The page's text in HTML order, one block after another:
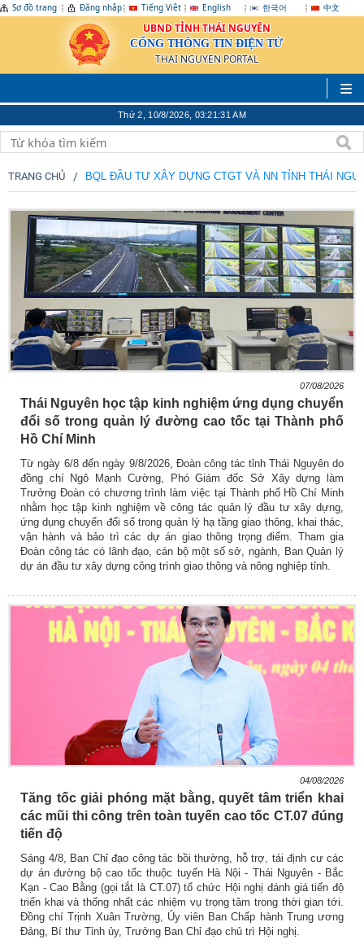
Sơ đồ trang Đăng nhập Tiếng Việt English 한국어 中文
UBND TỈNH THÁI NGUYÊN
CỔNG THÔNG TIN ĐIỆN TỬ
THAI NGUYEN PORTAL
Thứ 2, 10/8/2026, 03:21:33 AM
TRANG CHỦ BQL ĐẦU TƯ XÂY DỰNG CTGT VÀ NN TỈNH THÁI
07/08/2026
Thái Nguyên học tập kinh nghiệm ứng dụng chuyển
đổi số trong quản lý đường cao tốc tại Thành phố
Hồ Chí Minh
Từ ngày 6/8 đến ngày 9/8/2026, Đoàn công tác tỉnh Thái Nguyên do
đồng chí Ngô Mạnh Cường, Phó Giám đốc Sở Xây dựng làm
Trưởng Đoàn có chương trình làm việc tại Thành phố Hồ Chí Minh
nhằm học tập kinh nghiệm về công tác quản lý đầu tư xây dựng,
ứng dụng chuyển đổi số trong quản lý hạ tầng giao thông, khai thác,
vận hành và bảo trì các dự án giao thông trọng điểm. Tham gia
Đoàn công tác có lãnh đạo, cán bộ một số sở, ngành, Ban Quản lý
dự án đầu tư xây dựng công trình giao thông và nông nghiệp tỉnh.
04/08/2026
Tăng tốc giải phóng mặt bằng, quyết tâm triển khai
các mũi thi công trên toàn tuyến cao tốc CT.07 đúng
tiến độ
Sáng 4/8, Ban Chỉ đạo công tác bồi thường, hỗ trợ, tái định cư các
dự án đường bộ cao tốc thuộc tuyến Hà Nội - Thái Nguyên - Bắc
Kạn - Cao Bằng (gọi tắt là CT.07) tổ chức Hội nghị đánh giá tiến độ
triển khai và thống nhất các nhiệm vụ trọng tâm trong thời gian tới.
Đồng chí Trịnh Xuân Trường, Ủy viên Ban Chấp hành Trung ương
Đảng, Bí thư Tỉnh ủy, Trưởng Ban Chỉ đạo chủ trì Hội nghị.